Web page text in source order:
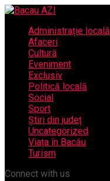
Administrație locală
Afaceri
Cultură
Eveniment
Exclusiv
Politică locală
Social
Sport
Știri din județ
Uncategorized
Viața în Bacău
Turism
Connect with us